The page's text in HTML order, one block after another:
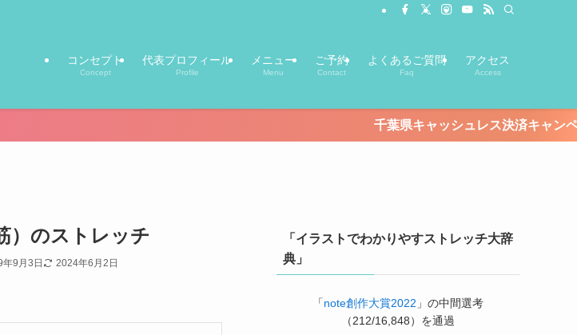
コンセプト
Concept
代表プロフィール
Profile
メニュー
Menu
ご予約
Contact
よくあるご質問
Faq
アクセス
Access
千葉県キャッシュレス決済キャンペーンが始まり
）のストレッチ
9月3日 2024年6月2日
「イラストでわかりやすストレッチ大辞
典」
「note創作大賞2022 」の中間選考
（212/16,848）を通過